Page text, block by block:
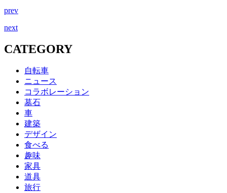
prev
next
CATEGORY
自転車
ニュース
コラボレーション
墓石
車
建築
デザイン
食べる
趣味
家具
道具
旅行